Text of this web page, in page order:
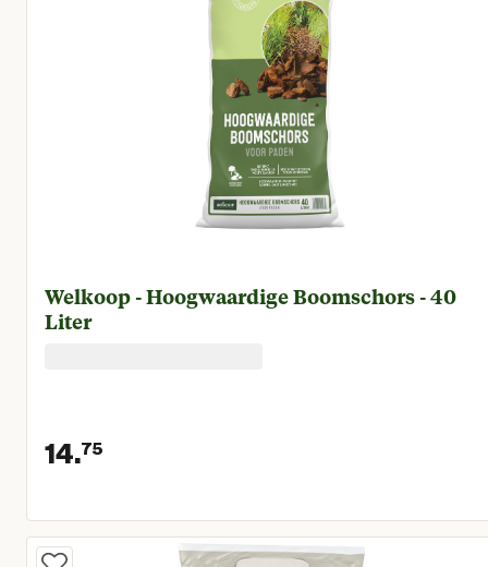
Welkoop - Hoogwaardige Boomschors - 40
Liter
14.75
Huidige prijs € 14,75